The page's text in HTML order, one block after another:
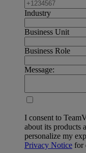
Industry
Business Unit
Business Role
Message:
I consent to
about its products
personalize my
Privacy Notice for